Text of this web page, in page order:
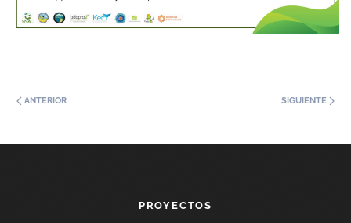
ANTERIOR SIGUIENTE
PROYECTOS